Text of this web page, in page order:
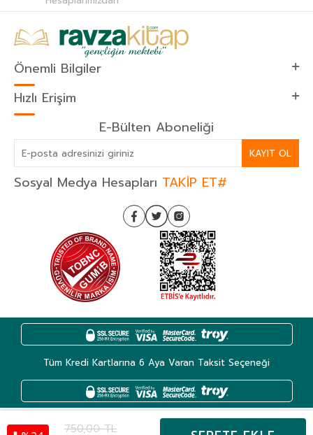
750,00TL
Önemli Bilgiler
Hızlı Erişim
E-Bülten Aboneliği
KAYIT OL
Sosyal Medya Hesapları TAKİP ET#
Tüm Kredi Kartlarına 6 Aya Varan Taksit Seçeneği